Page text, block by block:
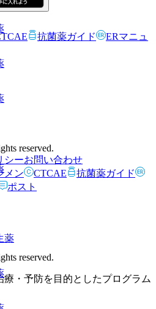
薬
抗菌薬ガイド
ERマニュ
reserved.
シーお問い合わせ
メン CTCAE
抗菌薬ガイド
ポスト
reserved.
・予防を目的としたプログラム